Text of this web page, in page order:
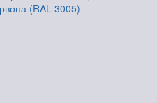
(RAL 3005)